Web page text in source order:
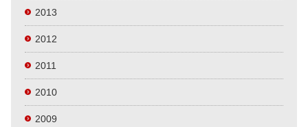
2013
2012
2011
2010
2009